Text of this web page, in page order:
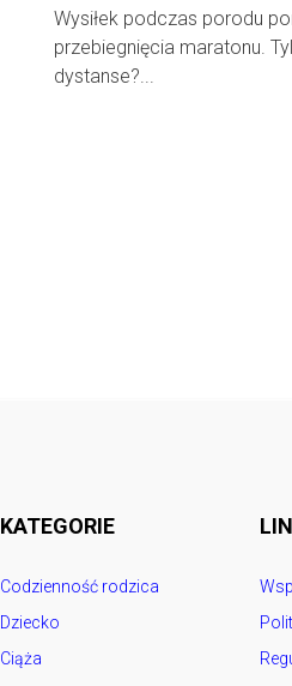
Wysiłek podczas porodu
przebiegnięcia maratonu.
dystanse?...
KATEGORIE
Codzienność rodzica
Dziecko
Ciąża